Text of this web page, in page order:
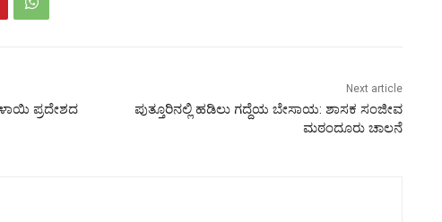
ಪ್ರದೇಶದ
Next article
ಪುತ್ತೂರಿನಲ್ಲಿ ಹಡಿಲು ಗದ್ದೆಯ ಬೇಸಾಯ: ಶಾಸಕ ಸಂಜೀವ
ಮಠಂದೂರು ಚಾಲನೆ